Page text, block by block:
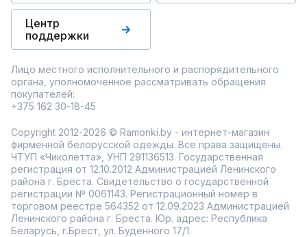
Центр
поддержки
Лицо местного исполнительного и распорядительного
органа, уполномоченное рассматривать обращения
покупателей:
+375 162 30-18-45
Copyright 2012-2026 © Ramonki.by - интернет-магазин
фирменной белорусской одежды. Все права защищены.
ЧТУП «Чиколетта», УНП 291136513. Государственная
регистрация от 12.10.2012 Администрацией Ленинского
района г. Бреста. Свидетельство о государственной
регистрации № 0061143. Регистрационный номер в
торговом реестре 564352 от 12.09.2023 Администрацией
Ленинского района г. Бреста. Юр. адрес: Республика
Беларусь, г.Брест, ул. Буденного 17/1.